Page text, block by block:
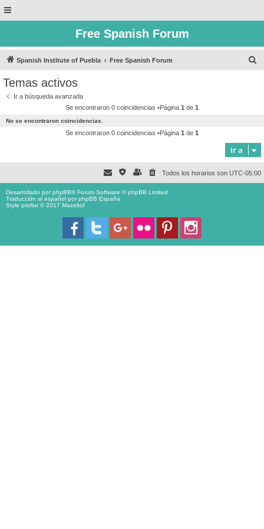
Free Spanish Forum
Spanish Institute of Puebla Free Spanish Forum
Temas activos
Ir a búsqueda avanzada
Se encontraron 0 coincidencias •Página 1 de 1
No se encontraron coincidencias.
Se encontraron 0 coincidencias •Página 1 de 1
Ir a
Todos los horarios son UTC-05:00
Desarrollado porphpBB® Forum Software © phpBB Limited
Traducción al español porphpBB España
Style proflat © 2017 Mazeltof